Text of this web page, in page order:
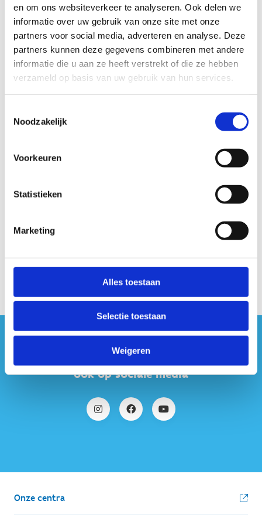
en om ons websiteverkeer te analyseren. Ook delen we
informatie over uw gebruik van onze site met onze
partners voor social media, adverteren en analyse. Deze
partners kunnen deze gegevens combineren met andere
informatie die u aan ze heeft verstrekt of die ze hebben
verzameld op basis van uw gebruik van hun services.
Noodzakelijk
Voorkeuren
Statistieken
Marketing
Alles toestaan
Selectie toestaan
Weigeren
5 - 4 - 99 - 28 - 2 - 1 - 13 -
31 - 44 - 30 - 65 - 64 - 32 - 94 -
98 - 13 - 1 - 20 - 18 - 19 - 26 -
35
Startplaatsen
#sportersbelevenmeer
ook op sociale media
Onze centra